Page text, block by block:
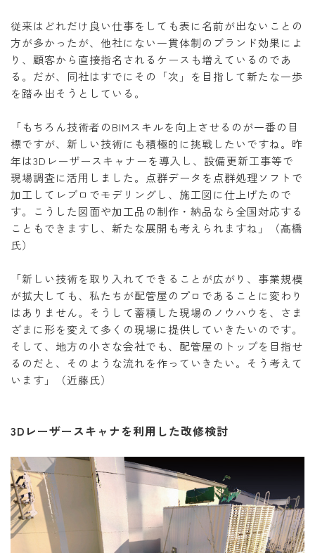
従来はどれだけ良い仕事をしても表に名前が出ないことの
方が多かったが、他社にない一貫体制のブランド効果によ
り、顧客から直接指名されるケースも増えているのであ
る。だが、同社はすでにその「次」を目指して新たな一歩
を踏み出そうとしている。
「もちろん技術者のBIMスキルを向上させるのが一番の目
標ですが、新しい技術にも積極的に挑戦したいですね。昨
年は3Dレーザースキャナーを導入し、設備更新工事等で
現場調査に活用しました。点群データを点群処理ソフトで
加工してレブロでモデリングし、施工図に仕上げたので
す。こうした図面や加工品の制作・納品なら全国対応する
こともできますし、新たな展開も考えられますね」（髙橋
氏）
「新しい技術を取り入れてできることが広がり、事業規模
が拡大しても、私たちが配管屋のプロであることに変わり
はありません。そうして蓄積した現場のノウハウを、さま
ざまに形を変えて多くの現場に提供していきたいのです。
そして、地方の小さな会社でも、配管屋のトップを目指せ
るのだと、そのような流れを作っていきたい。そう考えて
います」（近藤氏）
3Dレーザースキャナを利用した改修検討